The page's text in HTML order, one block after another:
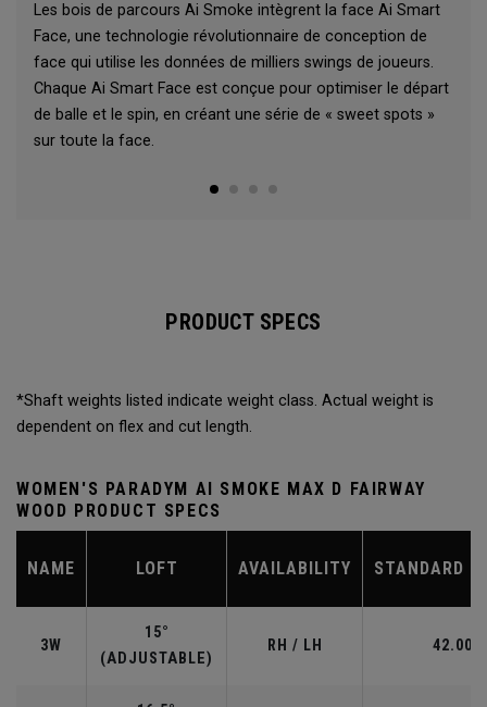
Les bois de parcours Ai Smoke intègrent la face Ai Smart
Face, une technologie révolutionnaire de conception de
face qui utilise les données de milliers swings de joueurs.
Chaque Ai Smart Face est conçue pour optimiser le départ
de balle et le spin, en créant une série de « sweet spots »
sur toute la face.
PRODUCT SPECS
*Shaft weights listed indicate weight class. Actual weight is
dependent on flex and cut length.
WOMEN'S PARADYM AI SMOKE MAX D FAIRWAY
WOOD PRODUCT SPECS
NAME LOFT AVAILABILITY STANDARD
3W
15°
(ADJUSTABLE)
RH / LH 42.00"